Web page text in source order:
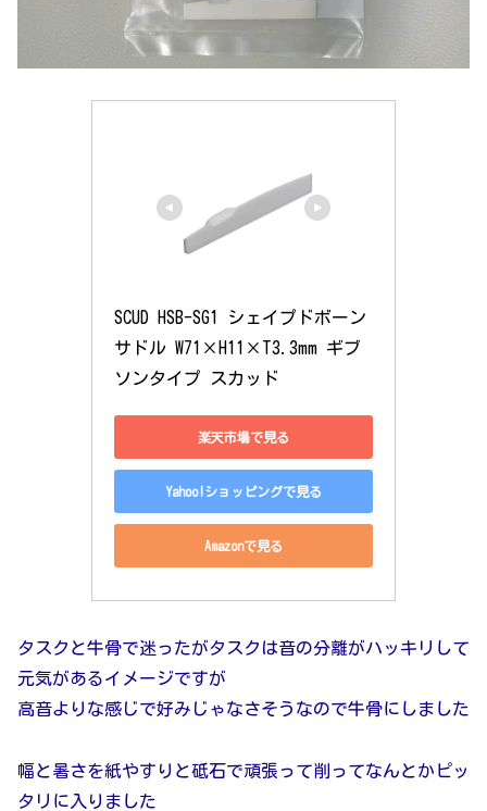
SCUD HSB-SG1 シェイプドボーン
サドル W71×H11×T3.3mm ギブ
ソンタイプ スカッド
楽天市場で見る
Yahoo!ショッピングで見る
Amazonで見る
タスクと牛骨で迷ったがタスクは音の分離がハッキリして
元気があるイメージですが
高音よりな感じで好みじゃなさそうなので牛骨にしました
幅と暑さを紙やすりと砥石で頑張って削ってなんとかピッ
タリに入りました